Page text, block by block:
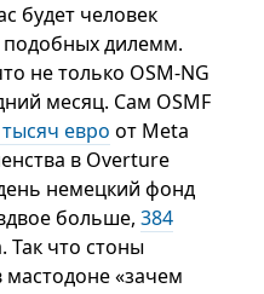
будет человек
дилемм.
не только OSM-NG
месяц. Сам OSMF
евро от Meta
в Overture
немецкий фонд
больше,384
Так что стоны
мастодоне «зачем